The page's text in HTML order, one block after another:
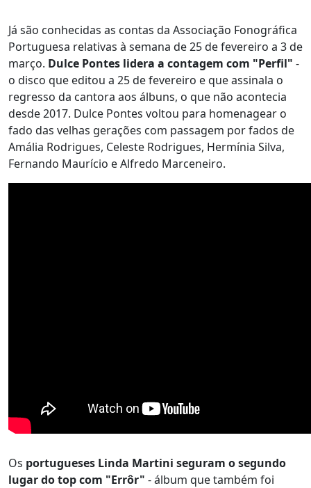
Já são conhecidas as contas da Associação Fonográfica
Portuguesa relativas à semana de 25 de fevereiro a 3 de
março. Dulce Pontes lidera a contagem com "Perfil" -
o disco que editou a 25 de fevereiro e que assinala o
regresso da cantora aos álbuns, o que não acontecia
desde 2017. Dulce Pontes voltou para homenagear o
fado das velhas gerações com passagem por fados de
Amália Rodrigues, Celeste Rodrigues, Hermínia Silva,
Fernando Maurício e Alfredo Marceneiro.
Os portugueses Linda Martini seguram o segundo
lugar do top com "Errôr" - álbum que também foi